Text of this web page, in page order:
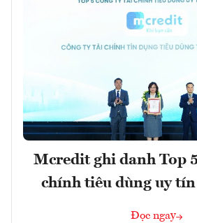
Mcredit ghi danh Top
chính tiêu dùng uy
Đọc ngay